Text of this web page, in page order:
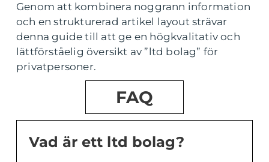
Genom att kombinera noggrann information
och en strukturerad artikel layout strävar
denna guide till att ge en högkvalitativ och
lättförståelig översikt av ”ltd bolag” för
privatpersoner.
FAQ
Vad är ett ltd bolag?